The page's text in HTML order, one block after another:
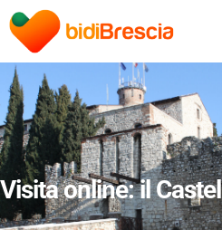
Visita online: il